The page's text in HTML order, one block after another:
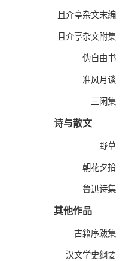
且介亭杂文末编
且介亭杂文附集
伪自由书
准风月谈
三闲集
诗与散文
野草
朝花夕拾
鲁迅诗集
其他作品
古籍序跋集
汉文学史纲要